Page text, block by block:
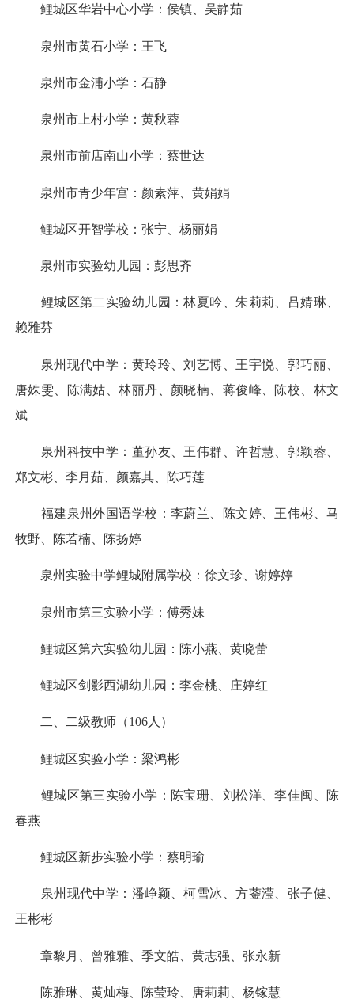
鲤城区华岩中心小学：侯镇、吴静茹
泉州市黄石小学：王飞
泉州市金浦小学：石静
泉州市上村小学：黄秋蓉
泉州市前店南山小学：蔡世达
泉州市青少年宫：颜素萍、黄娟娟
鲤城区开智学校：张宁、杨丽娟
泉州市实验幼儿园：彭思齐
鲤城区第二实验幼儿园：林夏吟、朱莉莉、吕婧琳、
赖雅芬
泉州现代中学：黄玲玲、刘艺博、王宇悦、郭巧丽、
唐姝雯、陈满姑、林丽丹、颜晓楠、蒋俊峰、陈校、林文
斌
泉州科技中学：董孙友、王伟群、许哲慧、郭颖蓉、
郑文彬、李月茹、颜嘉其、陈巧莲
福建泉州外国语学校：李蔚兰、陈文婷、王伟彬、马
牧野、陈若楠、陈扬婷
泉州实验中学鲤城附属学校：徐文珍、谢婷婷
泉州市第三实验小学：傅秀妹
鲤城区第六实验幼儿园：陈小燕、黄晓蕾
鲤城区剑影西湖幼儿园：李金桃、庄婷红
二、二级教师（106人）
鲤城区实验小学：梁鸿彬
鲤城区第三实验小学：陈宝珊、刘松洋、李佳闽、陈
春燕
鲤城区新步实验小学：蔡明瑜
泉州现代中学：潘峥颖、柯雪冰、方蓥滢、张子健、
王彬彬
章黎月、曾雅雅、季文皓、黄志强、张永新
陈雅琳、黄灿梅、陈莹玲、唐莉莉、杨镓慧